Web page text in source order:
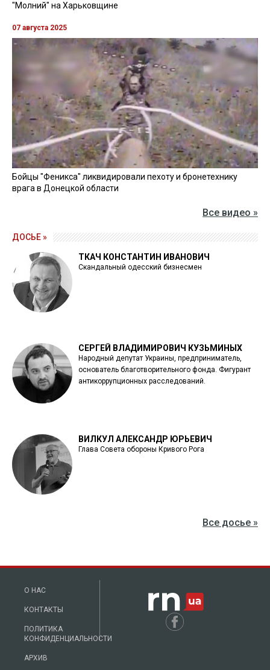
"Молний" на Харьковщине
07 августа 2025
Бойцы "Феникса" ликвидировали пехоту и бронетехнику
врага в Донецкой области
Все видео »
ДОСЬЕ »
ТКАЧ КОНСТАНТИН ИВАНОВИЧ
Скандальный одесский бизнесмен
СЕРГЕЙ ВЛАДИМИРОВИЧ КУЗЬМИНЫХ
Народный депутат Украины, предприниматель,
основатель благотворительного фонда. Фигурант
антикоррупционных расследований.
ВИЛКУЛ АЛЕКСАНДР ЮРЬЕВИЧ
Глава Совета обороны Кривого Рога
Все досье »
О НАС
КОНТАКТЫ
ПОЛИТИКА
КОНФИДЕНЦИАЛЬНОСТИ
АРХИВ